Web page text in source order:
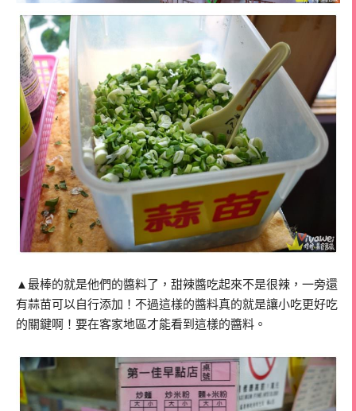
▲最棒的就是他們的醬料了，甜辣醬吃起來不是很辣，一旁還
有蒜苗可以自行添加！不過這樣的醬料真的就是讓小吃更好吃
的關鍵啊！要在客家地區才能看到這樣的醬料。